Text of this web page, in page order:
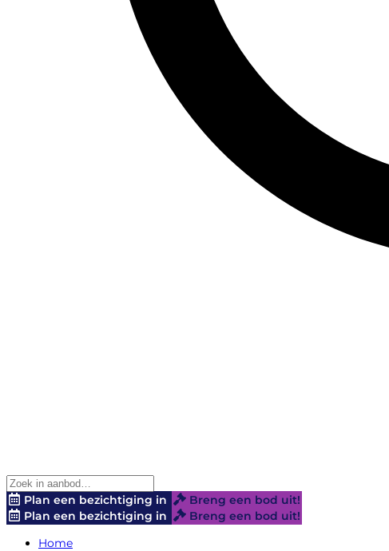
Plan een bezichtiging in
Breng een bod uit!
Plan een bezichtiging in
Breng een bod uit!
Home